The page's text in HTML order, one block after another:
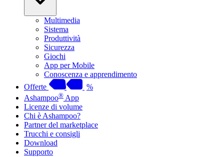
Multimedia
Sistema
Produttività
Sicurezza
Giochi
App per Mobile
Conoscenza e apprendimento
Offerte
%
Ashampoo® App
Licenze di volume
Chi è Ashampoo?
Partner del marketplace
Trucchi e consigli
Download
Supporto